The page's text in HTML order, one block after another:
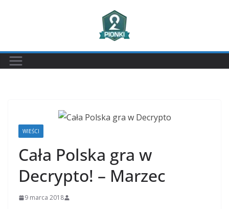
WIEŚCI
Cała Polska gra w
Decrypto! – Marzec
9 marca 2018